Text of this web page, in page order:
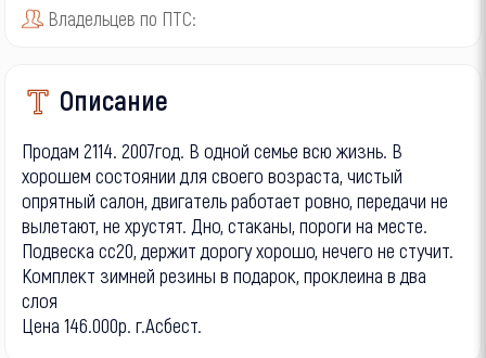
Владельцев по ПТС:
Описание
Продам 2114. 2007год. В одной семье всю жизнь. В
хорошем состоянии для своего возраста, чистый
опрятный салон, двигатель работает ровно, передачи не
вылетают, не хрустят. Дно, стаканы, пороги на месте.
Подвеска сс20, держит дорогу хорошо, нечего не стучит.
Комплект зимней резины в подарок, проклеина в два
слоя
Цена 146.000р. г.Асбест.